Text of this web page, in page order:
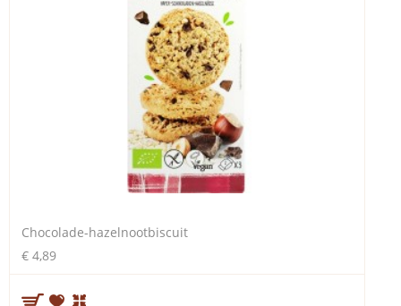
Chocolade-hazelnootbiscuit
€ 4,89